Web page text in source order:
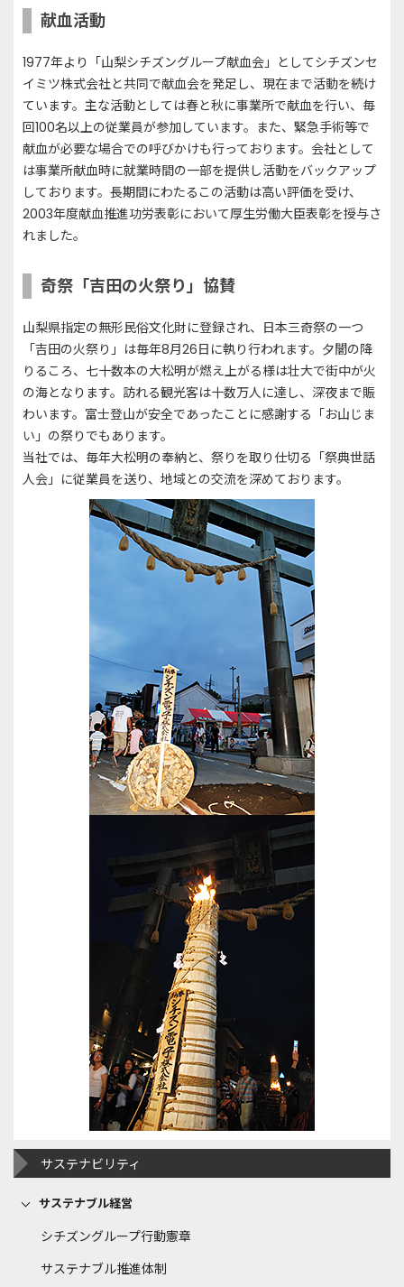
献血活動
1977年より「山梨シチズングループ献血会」としてシチズンセ
イミツ株式会社と共同で献血会を発足し、現在まで活動を続け
ています。主な活動としては春と秋に事業所で献血を行い、毎
回100名以上の従業員が参加しています。また、緊急手術等で
献血が必要な場合での呼びかけも行っております。会社として
は事業所献血時に就業時間の一部を提供し活動をバックアップ
しております。長期間にわたるこの活動は高い評価を受け、
2003年度献血推進功労表彰において厚生労働大臣表彰を授与さ
れました。
奇祭「吉田の火祭り」協賛
山梨県指定の無形民俗文化財に登録され、日本三奇祭の一つ
「吉田の火祭り」は毎年8月26日に執り行われます。夕闇の降
りるころ、七十数本の大松明が燃え上がる様は壮大で街中が火
の海となります。訪れる観光客は十数万人に達し、深夜まで賑
わいます。富士登山が安全であったことに感謝する「お山じま
い」の祭りでもあります。
当社では、毎年大松明の奉納と、祭りを取り仕切る「祭典世話
人会」に従業員を送り、地域との交流を深めております。
サステナビリティ
サステナブル経営
シチズングループ行動憲章
サステナブル推進体制